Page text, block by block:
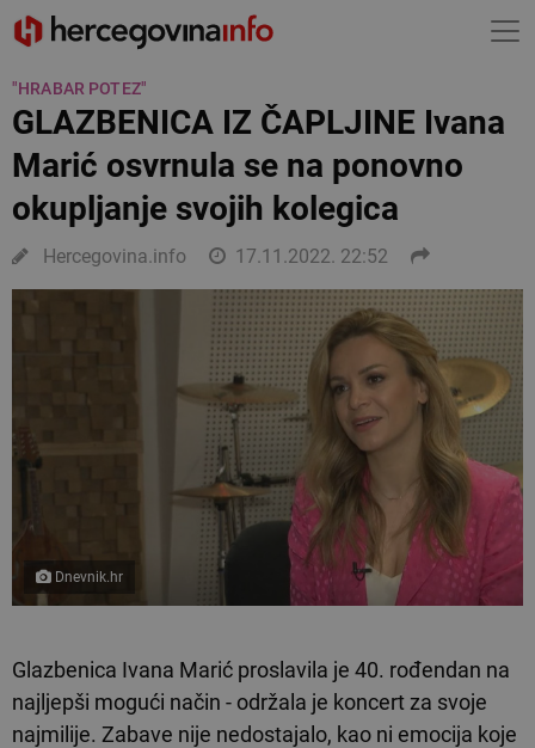
"HRABAR POTEZ"
GLAZBENICA IZ ČAPLJINE Ivana
Marić osvrnula se na ponovno
okupljanje svojih kolegica
Hercegovina.info 17.11.2022. 22:52
Dnevnik.hr
Glazbenica Ivana Marić proslavila je 40. rođendan na
najljepši mogući način - održala je koncert za svoje
najmilije. Zabave nije nedostajalo, kao ni emocija koje